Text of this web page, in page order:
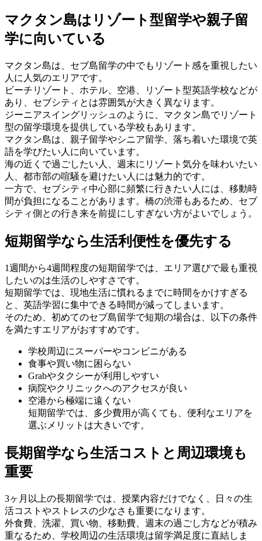
マクタン島はリゾート型留学や親子留
学に向いている
マクタン島は、セブ島留学の中でもリゾート感を重視したい
人に人気のエリアです。
ビーチリゾート、ホテル、空港、リゾート型英語学校などが
あり、セブシティとは雰囲気が大きく異なります。
ジーニアスイングリッシュのように、マクタン島でリゾート
型の留学環境を提供している学校もあります。
マクタン島は、親子留学やシニア留学、落ち着いた環境で英
語を学びたい人に向いています。
海の近くで過ごしたい人、週末にリゾート気分を味わいたい
人、都市部の喧騒を避けたい人には魅力的です。
一方で、セブシティ中心部に頻繁に行きたい人には、移動時
間が負担になることがあります。橋の渋滞もあるため、セブ
シティ側との行き来を前提にしすぎない方がよいでしょう。
短期留学なら生活利便性を優先する
1週間から4週間程度の短期留学では、エリア選びで最も重視
したいのは生活のしやすさです。
短期留学では、現地生活に慣れるまでに時間をかけすぎる
と、英語学習に集中できる時間が減ってしまいます。
そのため、初めてのセブ島留学で短期の場合は、以下の条件
を満たすエリアがおすすめです。
学校周辺にスーパーやコンビニがある
食事や買い物に困らない
Grabやタクシーが利用しやすい
病院やクリニックへのアクセスが良い
空港から極端に遠くない
短期留学では、多少費用が高くても、便利なエリアを
選ぶメリットは大きいです。
長期留学なら生活コストと周辺環境も
重要
3ヶ月以上の長期留学では、授業内容だけでなく、日々の生
活コストやストレスの少なさも重要になります。
外食費、洗濯、買い物、移動費、週末の過ごし方などが積み
重なるため、学校周辺の生活環境は留学満足度に直結しま